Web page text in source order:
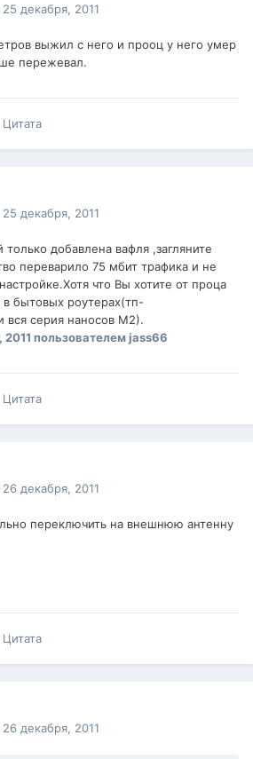
25 декабря, 2011
выжил с него и прооц у него умер
пережевал.
Цитата
25 декабря, 2011
добавлена вафля ,загляните
переварило 75 мбит трафика и не
что Вы хотите от проца
в бытовых роутерах(тп-
вся серия наносов М2).
2011 пользователем jass66
Цитата
26 декабря, 2011
переключить на внешнюю антенну
Цитата
26 декабря, 2011